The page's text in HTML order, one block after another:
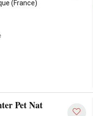
(France)
Pet Nat